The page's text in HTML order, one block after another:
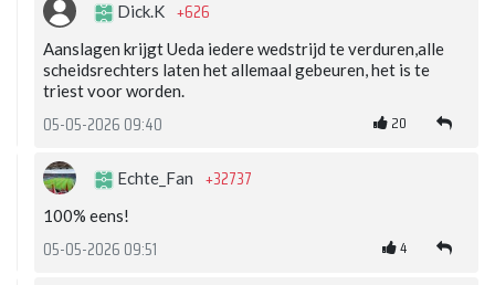
Dick.K +626
Aanslagen krijgt Ueda iedere wedstrijd te verduren,alle
scheidsrechters laten het allemaal gebeuren, het is te
triest voor worden.
05-05-2026 09:40 20
Echte_Fan +32737
100% eens!
05-05-2026 09:51 4